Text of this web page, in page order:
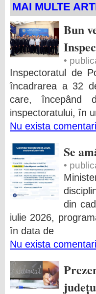
MAI MULTE
Bun
•
Inspectoratul de
încadrarea a 32
care, începând
inspectoratului, în
Nu exista
Se
•
din
iulie 2026,
în data de
Nu exista